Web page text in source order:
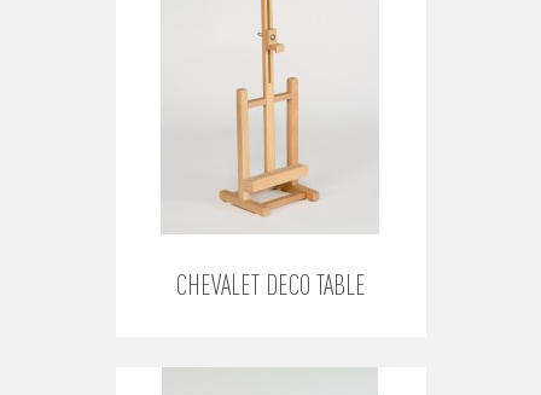
CHEVALET DECO TABLE